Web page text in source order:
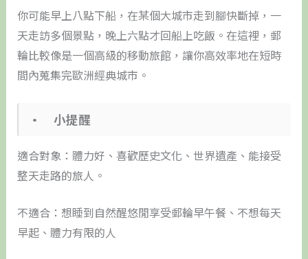
你可能早上八點下船，在某個大城市走到腳快斷掉，一
天走訪多個景點，晚上六點才回船上吃飯。在這裡，郵
輪比較像是一個高級的移動旅館，讓你高效率地在短時
間內蒐集完歐洲經典城市。
• 小提醒
適合對象：體力好、喜歡歷史文化、世界遺產、能接受
整天走路的旅人。
不適合：想睡到自然醒悠閒享受郵輪早午餐、不想每天
早起、體力有限的人